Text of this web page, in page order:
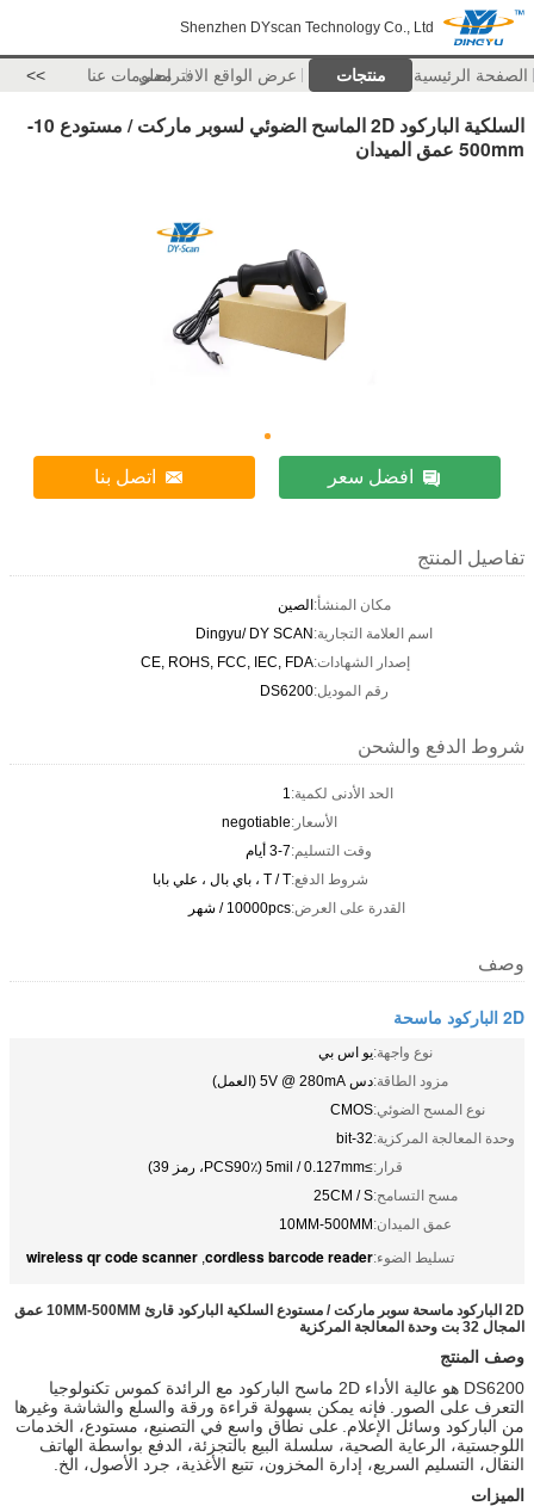
Shenzhen DYscan Technology Co., Ltd
الصفحة الرئيسية منتجات عرض الواقع الافتراضيمعلومات عنا >>
السلكية الباركود 2D الماسح الضوئي لسوبر ماركت / مستودع 10-
500mm عمق الميدان
افضل سعر اتصل بنا
تفاصيل المنتج
مكان المنشأ:الصين
اسم العلامة التجارية:Dingyu/ DY SCAN
إصدار الشهادات:CE, ROHS, FCC, IEC, FDA
رقم الموديل:DS6200
شروط الدفع والشحن
الحد الأدنى لكمية:1
الأسعار:negotiable
وقت التسليم:3-7 أيام
شروط الدفع:T / T ، باي بال ، علي بابا
القدرة على العرض:10000pcs / شهر
وصف
2D الباركود ماسحة
نوع واجهة:يو اس بي
مزود الطاقة:دس 5V @ 280mA (العمل)
نوع المسح الضوئي:CMOS
وحدة المعالجة المركزية:32-bit
قرار:≥5mil / 0.127mm (PCS90٪، رمز 39)
مسح التسامح:25CM / S
عمق الميدان:10MM-500MM
تسليط الضوء:cordless barcode reader
,
wireless qr code scanner
2D الباركود ماسحة سوبر ماركت / مستودع السلكية الباركود قارئ 10MM-500MM عمق
المجال 32 بت وحدة المعالجة المركزية
وصف المنتج
DS6200 هو عالية الأداء 2D ماسح الباركود مع الرائدة كموس تكنولوجيا
التعرف على الصور.
فإنه يمكن بسهولة قراءة ورقة والسلع والشاشة وغيرها
من الباركود وسائل الإعلام. على نطاق واسع في التصنيع، مستودع، الخدمات
اللوجستية، الرعاية الصحية، سلسلة البيع بالتجزئة، الدفع بواسطة الهاتف
النقال، التسليم السريع، إدارة المخزون، تتبع الأغذية، جرد الأصول، الخ.
الميزات